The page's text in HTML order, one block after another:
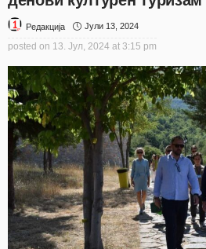
Редакција Јули 13, 2024
posted on 13. Јул, 2024 at 3:15 pm